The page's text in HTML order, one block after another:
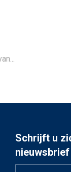
Schrijft u
nieuwsbrief